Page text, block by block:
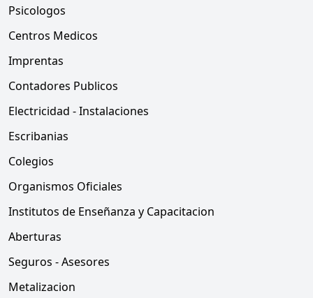
Psicologos
Centros Medicos
Imprentas
Contadores Publicos
Electricidad - Instalaciones
Escribanias
Colegios
Organismos Oficiales
Institutos de Enseñanza y Capacitacion
Aberturas
Seguros - Asesores
Metalizacion